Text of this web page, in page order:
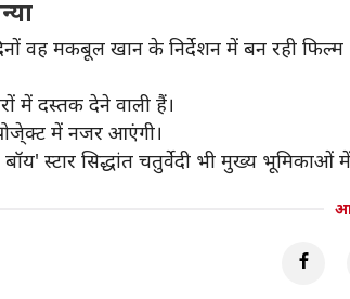
वह मकबूल खान के निर्देशन में बन रही
में दस्तक देने वाली हैं।
में नजर आएंगी।
स्टार सिद्धांत चतुर्वेदी भी मुख्य भूमिकाओं